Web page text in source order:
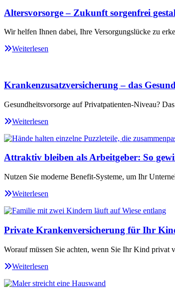
Altersvorsorge – Zukunft sorgenfrei
Wir helfen Ihnen dabei, Ihre Versorgungslücke zu
Weiterlesen
Krankenzusatzversicherung – das
Gesundheitsvorsorge auf Privatpatienten-Niveau?
Weiterlesen
Attraktiv bleiben als Arbeitgeber: So
Nutzen Sie moderne Benefit-Systeme, um Ihr
Weiterlesen
Private Krankenversicherung für Ihr
Worauf müssen Sie achten, wenn Sie Ihr Kind privat
Weiterlesen